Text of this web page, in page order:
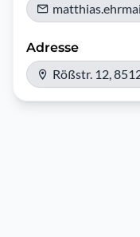
Adresse
Rößstr. 12,